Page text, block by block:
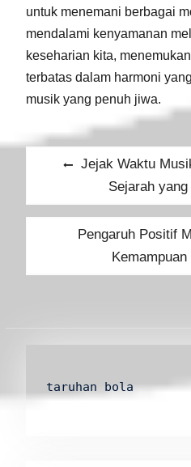
untuk menemani berbagai
mendalami kenyamanan
keseharian kita,
terbatas dalam harmoni
musik yang penuh jiwa.
Post
navigation
Previous
Jejak Waktu
Sejarah
Next
Pengaruh Positif
taruhan bola